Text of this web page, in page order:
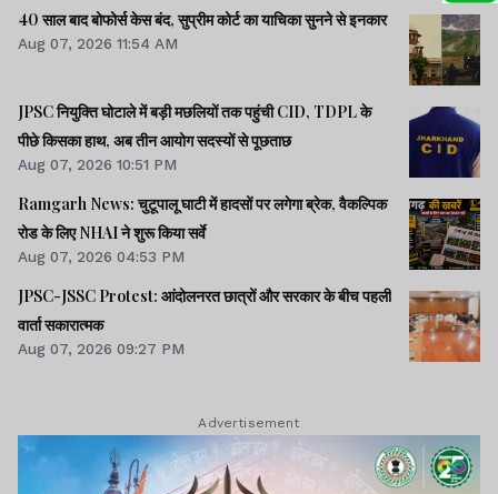
40 साल बाद बोफोर्स केस बंद, सुप्रीम कोर्ट का याचिका सुनने से इनकार
Aug 07, 2026 11:54 AM
JPSC नियुक्ति घोटाले में बड़ी मछलियों तक पहुंची CID, TDPL के
पीछे किसका हाथ, अब तीन आयोग सदस्यों से पूछताछ
Aug 07, 2026 10:51 PM
Ramgarh News: चुटूपालू घाटी में हादसों पर लगेगा ब्रेक, वैकल्पिक
रोड के लिए NHAI ने शुरू किया सर्वे
Aug 07, 2026 04:53 PM
JPSC-JSSC Protest: आंदोलनरत छात्रों और सरकार के बीच पहली
वार्ता सकारात्मक
Aug 07, 2026 09:27 PM
Advertisement